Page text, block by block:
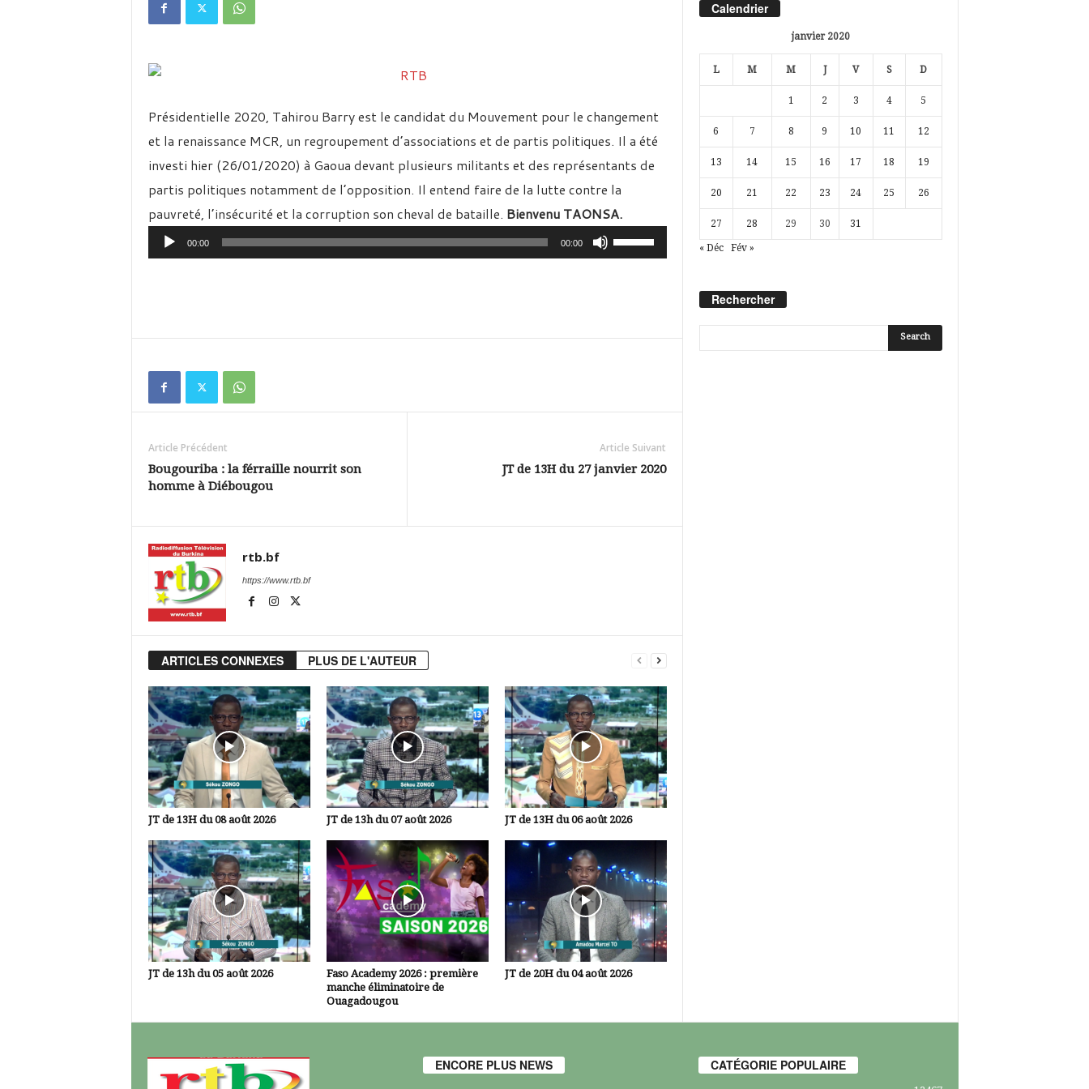
Présidentielle 2020, Tahirou Barry est le candidat du Mouvement pour le changement
et la renaissance MCR, un regroupement d’associations et de partis politiques. Il a été
investi hier (26/01/2020) à Gaoua devant plusieurs militants et des représentants de
partis politiques notamment de l’opposition. Il entend faire de la lutte contre la
pauvreté, l’insécurité et la corruption son cheval de bataille. Bienvenu TAONSA.
Lecteur
audio
00:00 00:00
Utilisez
les
volume.
Article Précédent
Bougouriba : la férraille nourrit son
homme à Diébougou
Article Suivant
JT de 13H du 27 janvier 2020
rtb.bf
https://www.rtb.bf
ARTICLES CONNEXES PLUS DE L'AUTEUR
JT de 13H du 08 août 2026 JT de 13h du 07 août 2026 JT de 13H du 06 août 2026
JT de 13h du 05 août 2026
Faso Academy 2026 : première
manche éliminatoire de
Ouagadougou
JT de 20H du 04 août 2026
Calendrier
janvier 2020
L M M J V S D
1 2 3 4 5
6 7 8 9 10 11 12
13 14 15 16 17 18 19
20 21 22 23 24 25 26
27 28 29 30 31
« Déc Fév »
Rechercher
ENCORE PLUS NEWS CATÉGORIE POPULAIRE